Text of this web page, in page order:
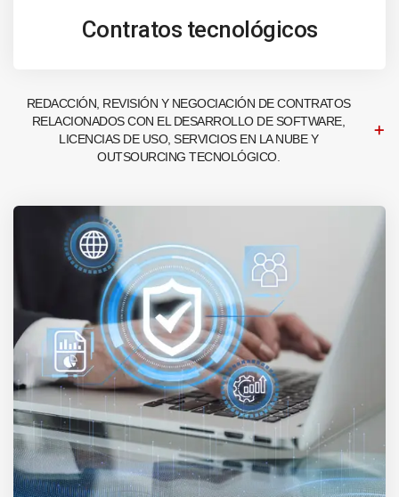
Contratos tecnológicos
REDACCIÓN, REVISIÓN Y NEGOCIACIÓN DE CONTRATOS
RELACIONADOS CON EL DESARROLLO DE SOFTWARE,
LICENCIAS DE USO, SERVICIOS EN LA NUBE Y
OUTSOURCING TECNOLÓGICO.